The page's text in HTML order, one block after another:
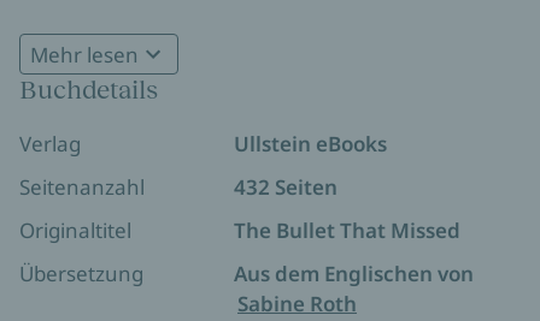
Strippenziehern eines riesigen Steuerbetrugs zu
nahegekommen ist. Schneller als den Beteiligten
lieb sein kann, wird aus dem cold case ein sehr
heißer. Dann verschwindet auch noch Elizabeth und
wird vor eine grausame Wahl gestellt: Töten oder
getötet werden. Nicht, dass sie als ehemalige
Geheimagentin keine Erfahrungen darin hätte,
aber der Donnerstagsmordclub wäre nicht der
Donnerstagsmordclub, wenn er keinen eleganteren
Weg aus dieser Zwickmühle finden würde und ganz
Mehr lesen
Buchdetails
Verlag
Ullstein eBooks
Seitenanzahl
432 Seiten
Originaltitel
The Bullet That Missed
Übersetzung
Aus dem Englischen von
Sabine Roth